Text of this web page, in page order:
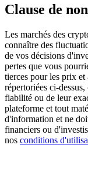
Register &
Precious
Trade Gold &
USDT New
Clause de
Les marchés des
connaître des
de vos décisions
pertes que vous
tierces pour les prix et
répertoriées ci-
fiabilité ou de leur
plateforme et tout
d'information et ne
financiers ou
nos conditions